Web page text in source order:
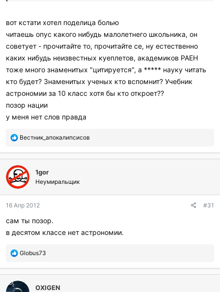
вот кстати хотел поделица болью
читаешь опус какого нибудь малолетнего школьника, он
советует - прочитайте то, прочитайте се, ну естественно
каких нибудь неизвестных куеплетов, академиков РАЕН
тоже много знаменитых "цитируется", а ***** науку читать
кто будет? Знаменитых ученых кто вспомнит? Учебник
астрономии за 10 класс хотя бы кто откроет??
позор нации
у меня нет слов правда
П
б
а
г
о
а
л
:
Вестник_апокалипсисов
1gor
Неумиральщик
16 Апр 2012 #31
сам ты позор.
в десятом классе нет астрономии.
П
б
а
Globus73
OXIGEN